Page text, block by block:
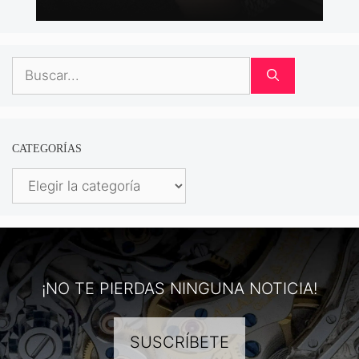
Buscar:
CATEGORÍAS
Categorías
¡NO TE PIERDAS NINGUNA NOTICIA!
SUSCRÍBETE